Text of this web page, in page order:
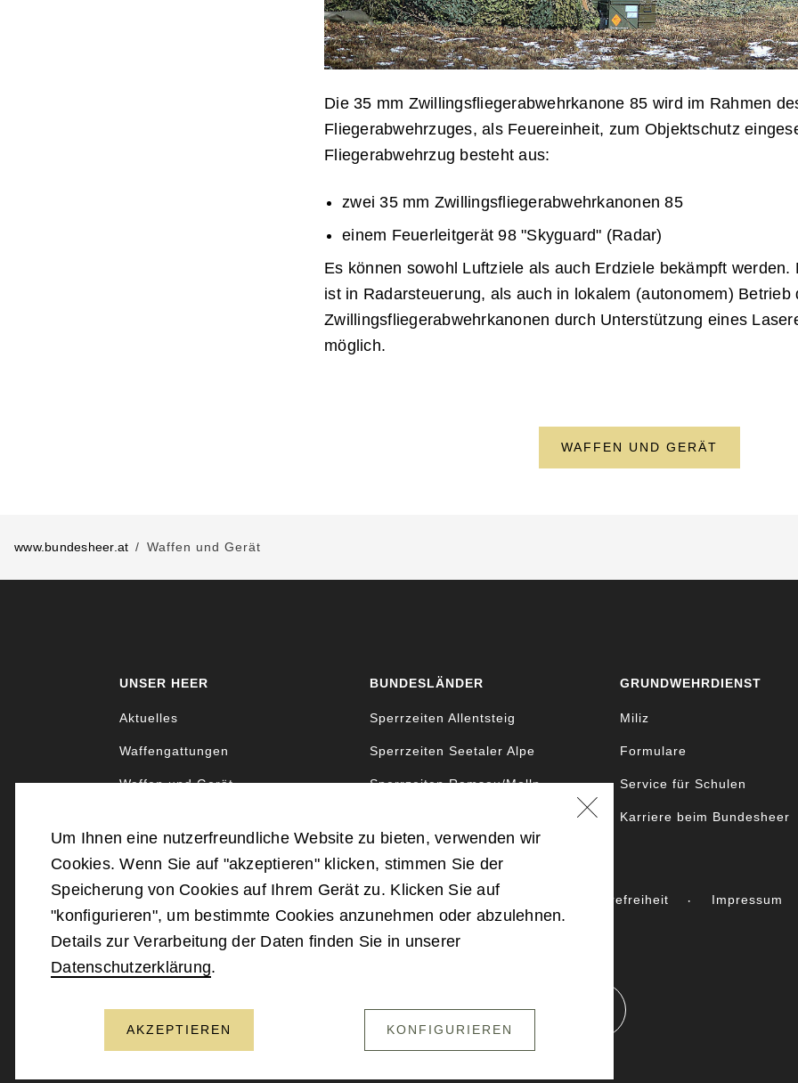
Die 35 mm Zwillingsfliegerabwehrkanone 85 wird im Rahmen
Fliegerabwehrzuges, als Feuereinheit, zum Objektschutz
Fliegerabwehrzug besteht aus:
zwei 35 mm Zwillingsfliegerabwehrkanonen 85
einem Feuerleitgerät 98 "Skyguard" (Radar)
Es können sowohl Luftziele als auch Erdziele bekämpft werden.
ist in Radarsteuerung, als auch in lokalem (autonomem) Betrieb
Zwillingsfliegerabwehrkanonen durch Unterstützung eines
möglich.
WAFFEN UND GERÄT
www.bundesheer.at Waffen und Gerät
UNSER HEER
Aktuelles
Waffengattungen
Waffen und Gerät
BUNDESLÄNDER
Sperrzeiten Allentsteig
Sperrzeiten Seetaler Alpe
Sperrzeiten Ramsau/Molln
GRUNDWEHRDIENST
Miliz
Formulare
Service für Schulen
Karriere beim Bundesheer
©2026Bundesministerium für Landesverteidigung Barrierefreiheit Impressum
Um Ihnen eine nutzerfreundliche Website zu bieten, verwenden wir
Cookies. Wenn Sie auf "akzeptieren" klicken, stimmen Sie der
Speicherung von Cookies auf Ihrem Gerät zu. Klicken Sie auf
"konfigurieren", um bestimmte Cookies anzunehmen oder abzulehnen.
Details zur Verarbeitung der Daten finden Sie in unserer
Datenschutzerklärung.
AKZEPTIEREN KONFIGURIEREN